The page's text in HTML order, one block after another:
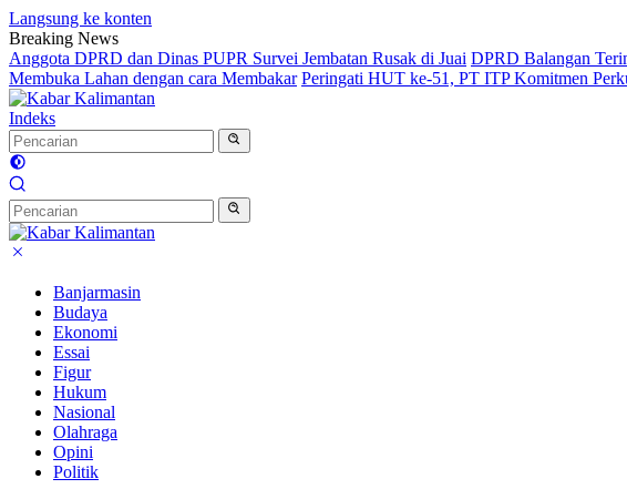
Langsung ke konten
Breaking News
Anggota DPRD dan Dinas PUPR Survei Jembatan Rusak di Juai DPRD Balangan
Membuka Lahan dengan cara Membakar Peringati HUT ke-51, PT ITP Komitmen
Indeks
Banjarmasin
Budaya
Ekonomi
Essai
Figur
Hukum
Nasional
Olahraga
Opini
Politik